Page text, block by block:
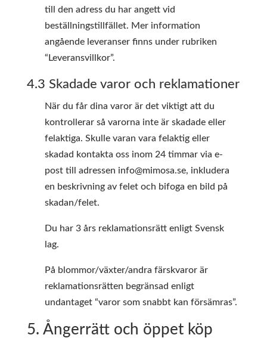
till den adress du har angett vid
beställningstillfället. Mer information
angående leveranser finns under rubriken
“Leveransvillkor”.
4.3 Skadade varor och reklamationer
När du får dina varor är det viktigt att du
kontrollerar så varorna inte är skadade eller
felaktiga. Skulle varan vara felaktig eller
skadad kontakta oss inom 24 timmar via e-
post till adressen info@mimosa.se, inkludera
en beskrivning av felet och bifoga en bild på
skadan/felet.
Du har 3 års reklamationsrätt enligt Svensk
lag.
På blommor/växter/andra färskvaror är
reklamationsrätten begränsad enligt
undantaget “varor som snabbt kan försämras”.
5. Ångerrätt och öppet köp